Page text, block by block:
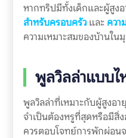
หากทริปมีทั้งเด็กและผู้สูง
สำหรับครอบครัวและ ควา
ความเหมาะสมของบ้านใน
พูลวิลล่าแบบไ
พูลวิลล่าที่เหมาะกับผู้สูงอา
จำเป็นต้องหรูที่สุดหรือมีสิ่
ควรตอบโจทย์การพักผ่อน